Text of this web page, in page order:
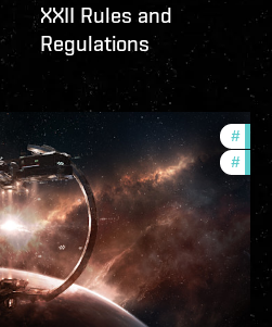
XXII Rules and
Regulations
#
#